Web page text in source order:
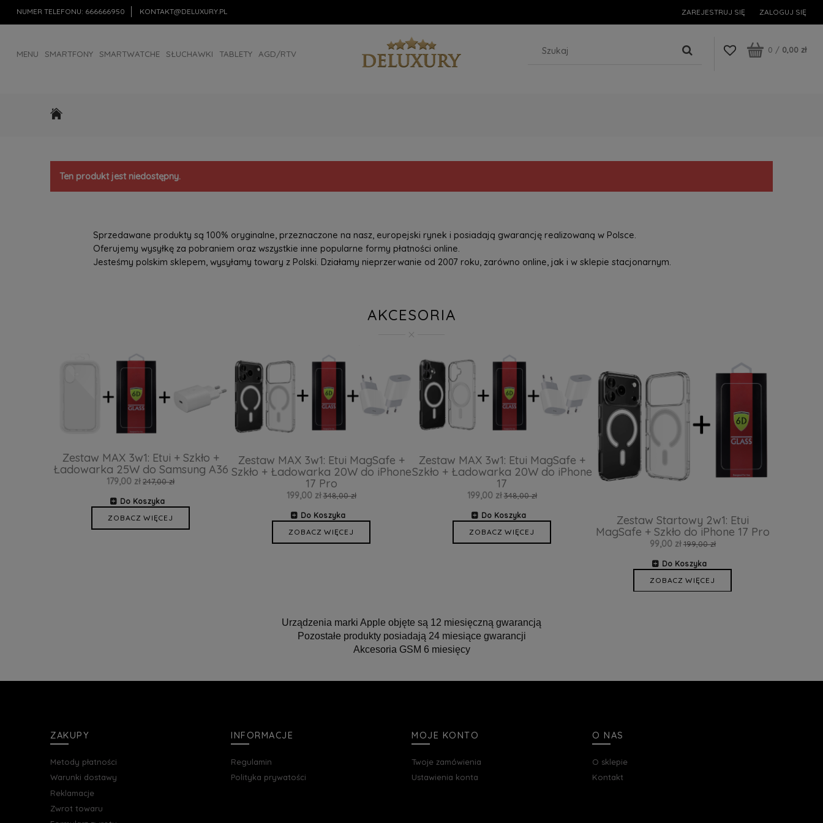
NUMER TELEFONU: 666666950 KONTAKT@DELUXURY.PL ZAREJESTRUJ SIĘ ZALOGUJ SIĘ
MENU SMARTFONY SMARTWATCHE SŁUCHAWKI TABLETY AGD/RTV 0 / 0,00 zł
Ten produkt jest niedostępny.
Sprzedawane produkty są 100% oryginalne, przeznaczone na nasz, europejski rynek i posiadają gwarancję realizowaną w Polsce.
Oferujemy wysyłkę za pobraniem oraz wszystkie inne popularne formy płatności online.
Jesteśmy polskim sklepem, wysyłamy towary z Polski. Działamy nieprzerwanie od 2007 roku, zarówno online, jak i w sklepie stacjonarnym.
AKCESORIA
Zestaw MAX 3w1: Etui + Szkło +
Ładowarka 25W do Samsung A36
179,00 zł 247,00 zł
Do Koszyka
ZOBACZ WIĘCEJ
Zestaw MAX 3w1: Etui MagSafe +
Szkło + Ładowarka 20W do iPhone
17 Pro
199,00 zł 348,00 zł
Do Koszyka
ZOBACZ WIĘCEJ
Zestaw MAX 3w1: Etui MagSafe +
Szkło + Ładowarka 20W do iPhone
17
199,00 zł 348,00 zł
Do Koszyka
ZOBACZ WIĘCEJ
Zestaw Startowy 2w1: Etui
MagSafe + Szkło do iPhone 17 Pro
99,00 zł 199,00 zł
Do Koszyka
ZOBACZ WIĘCEJ
Urządzenia marki Apple objęte są 12 miesięczną gwarancją
Pozostałe produkty posiadają 24 miesiące gwarancji
Akcesoria GSM 6 miesięcy
ZAKUPY
Metody płatności
Warunki dostawy
Reklamacje
Zwrot towaru
INFORMACJE
Regulamin
Polityka prywatości
MOJE KONTO
Twoje zamówienia
Ustawienia konta
O NAS
O sklepie
Kontakt